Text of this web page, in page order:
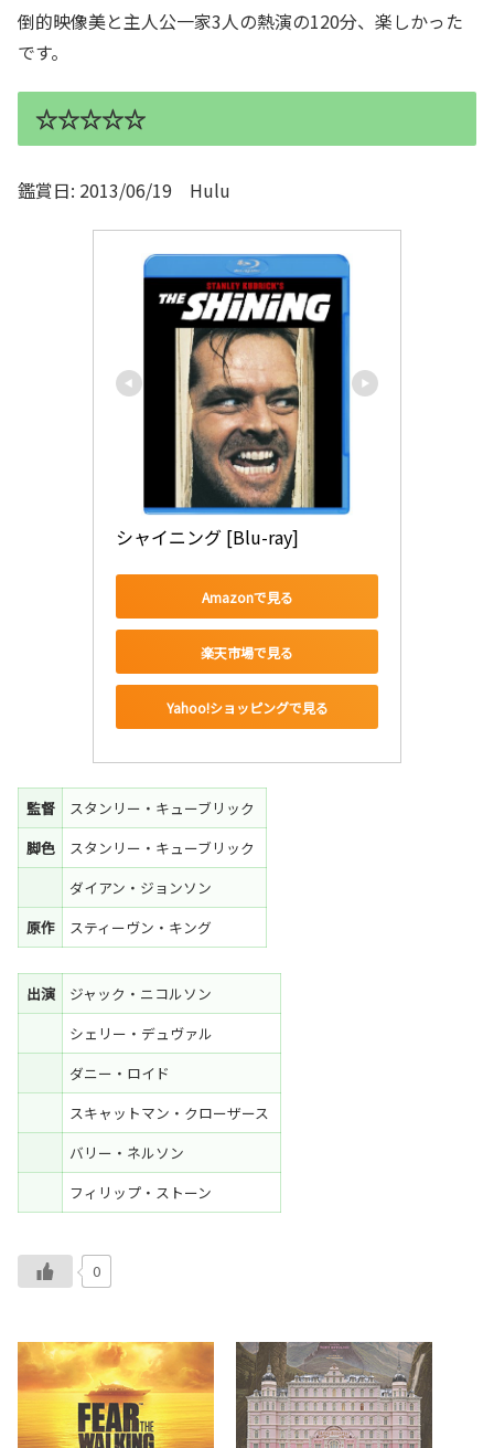
倒的映像美と主人公一家3人の熱演の120分、楽しかった
です。
☆☆☆☆☆
鑑賞日: 2013/06/19 Hulu
シャイニング [Blu-ray]
Amazonで見る
楽天市場で見る
Yahoo!ショッピングで見る
監督
スタンリー・キューブリック
脚色
スタンリー・キューブリック
ダイアン・ジョンソン
原作
スティーヴン・キング
出演
ジャック・ニコルソン
シェリー・デュヴァル
ダニー・ロイド
スキャットマン・クローザース
バリー・ネルソン
フィリップ・ストーン
0